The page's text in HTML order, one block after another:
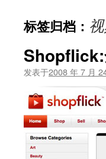
文标签归档：
Shopflick:
发表于2008 年 7 月